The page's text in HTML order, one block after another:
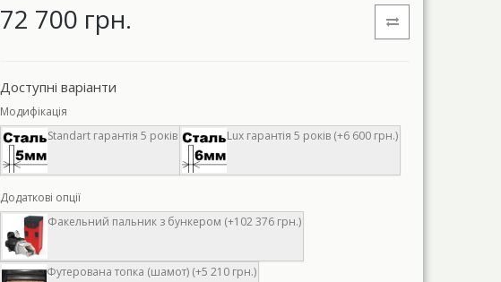
72 700 грн.
Доступні варіанти
Модифікація
Standart гарантія 5 років
Lux гарантія 5 років (+6 600 грн.)
Додаткові опції
Факельний пальник з бункером (+102 376 грн.)
Футерована топка (шамот) (+5 210 грн.)